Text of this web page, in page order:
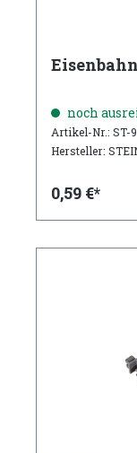
noch
Artikel-Nr.: ST-
Hersteller:
0,59 €*